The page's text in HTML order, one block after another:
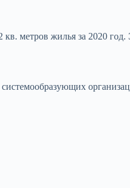
кв. метров жилья за 2020